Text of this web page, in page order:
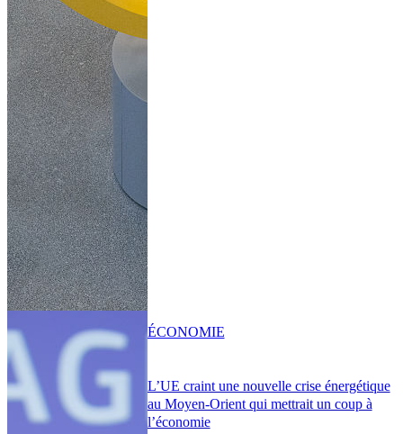
L’UE craint une nouvelle crise énergétique
au Moyen-Orient qui mettrait un coup à
l’économie
ÉCONOMIE